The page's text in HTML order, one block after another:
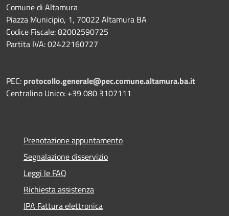
Comune di Altamura
Piazza Municipio, 1, 70022 Altamura BA
Codice Fiscale: 82002590725
Partita IVA: 02422160727
PEC: protocollo.generale@pec.comune.altamura.ba.it
Centralino Unico: +39 080 3107111
Prenotazione appuntamento
Segnalazione disservizio
Leggi le FAQ
Richiesta assistenza
IPA Fattura elettronica